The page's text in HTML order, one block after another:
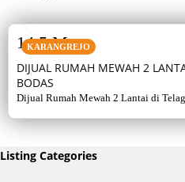
KARANGREJO
DIJUAL RUMAH MEWAH 2
BODAS
Dijual Rumah Mewah 2 Lantai di
listrik 5500 watt, air artetis.
14,5 M
Listing Categories